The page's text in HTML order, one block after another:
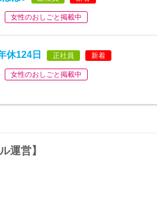
女性のおしごと掲載中
休124日 正社員 新着
女性のおしごと掲載中
運営】